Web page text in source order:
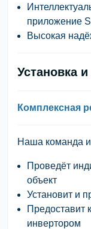
приложение
Высокая
Установка
Комплексная
Наша команда
Проведёт
объект
Установит и
Предоставит
инвертором